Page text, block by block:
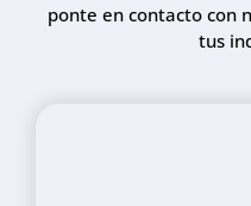
ponte en contacto con
tus